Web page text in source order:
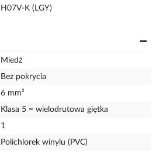
H07V-K (LGY)
Miedź
Bez pokrycia
6 mm²
Klasa 5 = wielodrutowa giętka
1
Polichlorek winylu (PVC)